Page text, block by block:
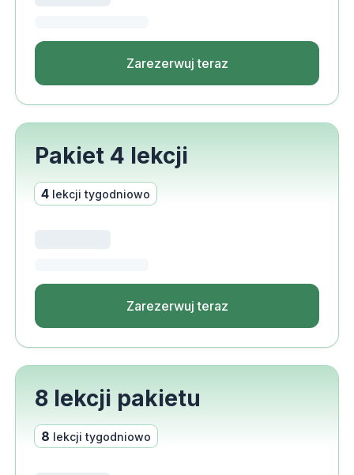
Zarezerwuj teraz
Pakiet 4 lekcji
4 lekcji tygodniowo
Zarezerwuj teraz
8 lekcji pakietu
8 lekcji tygodniowo